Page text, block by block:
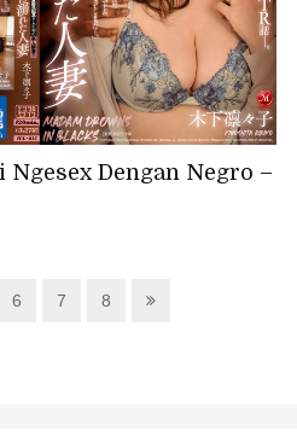
Ngesex Dengan Negro –
6 7 8